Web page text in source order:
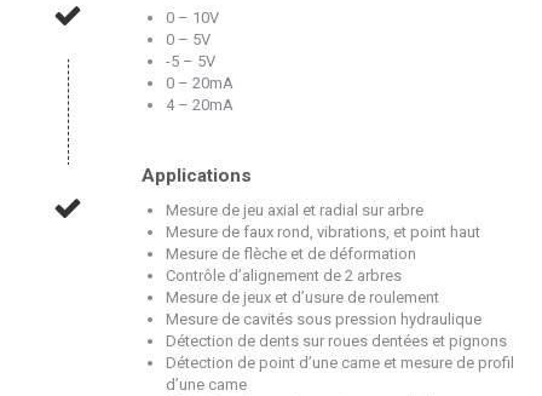
0 – 10V
0 – 5V
-5 – 5V
0 – 20mA
4 – 20mA
Applications
Mesure de jeu axial et radial sur arbre
Mesure de faux rond, vibrations, et point haut
Mesure de flèche et de déformation
Contrôle d’alignement de 2 arbres
Mesure de jeux et d’usure de roulement
Mesure de cavités sous pression hydraulique
Détection de dents sur roues dentées et pignons
Détection de point d’une came et mesure de profil
d’une came